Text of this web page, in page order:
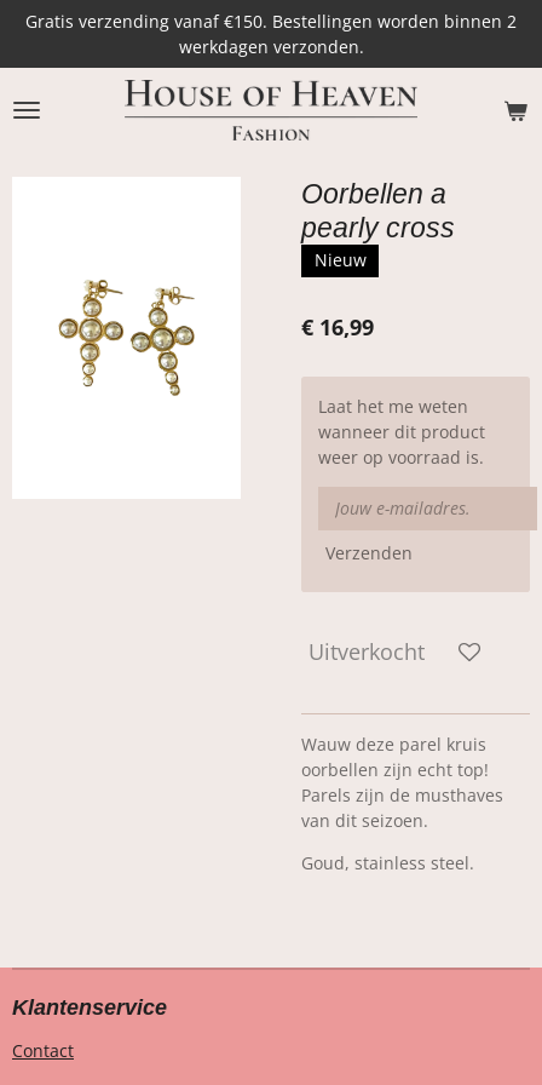
Ga
naar
de
hoofdinhoud
Gratis verzending vanaf €150. Bestellingen worden binnen 2
werkdagen verzonden.
Oorbellen a
pearly cross
Nieuw
€ 16,99
Laat het me weten
wanneer dit product
weer op voorraad is.
Verzenden
Uitverkocht
Wauw deze parel kruis
oorbellen zijn echt top!
Parels zijn de musthaves
van dit seizoen.
Goud, stainless steel.
Klantenservice
Contact